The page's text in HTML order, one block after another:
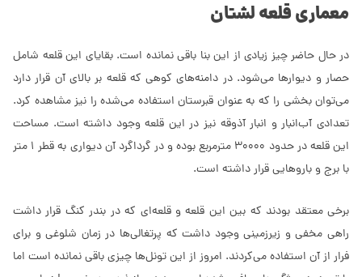
معماری قلعه لشتان
در حال حاضر چیز زیادی از این بنا باقی نمانده است. بقایای این قلعه شامل
حصار و دیوارها می‌شود. در دامنه‌های کوهی که قلعه بر بالای آن قرار دارد
می‌توان بخشی را که به عنوان قبرستان استفاده می‌شده را نیز مشاهده کرد.
تعدادی آب‌انبار و انبار آذوقه نیز در این قلعه وجود داشته است. مساحت
این قلعه در حدود 30000 مترمربع بوده و در گرداگرد آن دیواری به قطر 1 متر
با برج و باروهایی قرار داشته است.
برخی معتقد بودند که بین این قلعه و قلعه‌ای که در بندر کنگ قرار داشت
راهی مخفی و زیرزمینی وجود داشت که پرتغالی‌ها در زمان شلوغی و برای
فرار از آن استفاده می‌کردند. امروز از این تونل‌ها چیزی باقی نمانده است اما